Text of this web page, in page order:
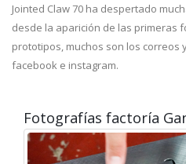
Jointed Claw 70 ha despertado
desde la aparición de las primeras
prototipos, muchos son los correos
facebook e instagram.
Fotografías factoría